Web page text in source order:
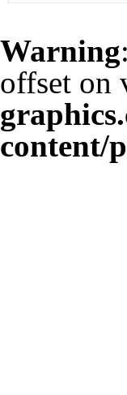
Warning
offset on
content/